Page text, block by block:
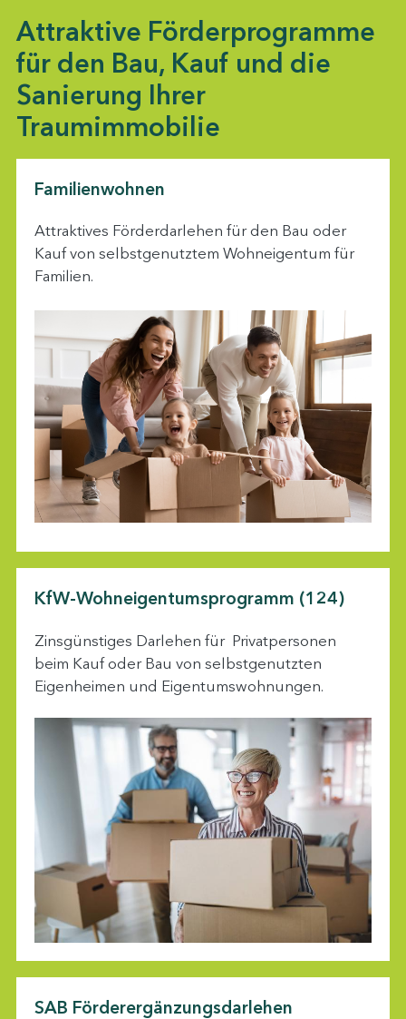
Attraktive Förderprogramme
für den Bau, Kauf und die
Sanierung Ihrer
Traumimmobilie
Familienwohnen
Attraktives Förderdarlehen für den Bau oder
Kauf von selbstgenutztem Wohneigentum für
Familien.
KfW-Wohneigentumsprogramm (124)
Zinsgünstiges Darlehen für Privatpersonen
beim Kauf oder Bau von selbstgenutzten
Eigenheimen und Eigentumswohnungen.
SAB Förderergänzungsdarlehen